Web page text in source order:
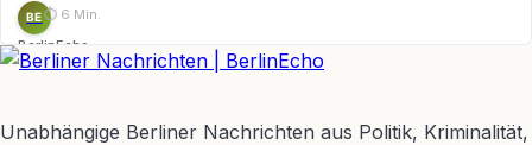
BE
BerlinEcho
⏱ 6 Min.
Unabhängige Berliner Nachrichten aus Politik, Kriminalität,